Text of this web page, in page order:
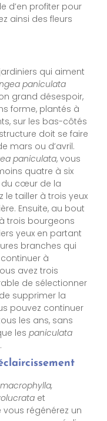
d’en profiter pour
ainsi des fleurs
qui aiment
paniculata
grand désespoir,
forme, plantés à
sur les bas-côtés
doit se faire
mars ou d’avril.
paniculata, vous
quatre à six
du cœur de la
le tailler à trois yeux
Ensuite, au bout
trois bourgeons
yeux en partant
branches qui
à
avez trois
de sélectionner
supprimer la
pouvez continuer
les ans, sans
les paniculata
et
vous régénérez un